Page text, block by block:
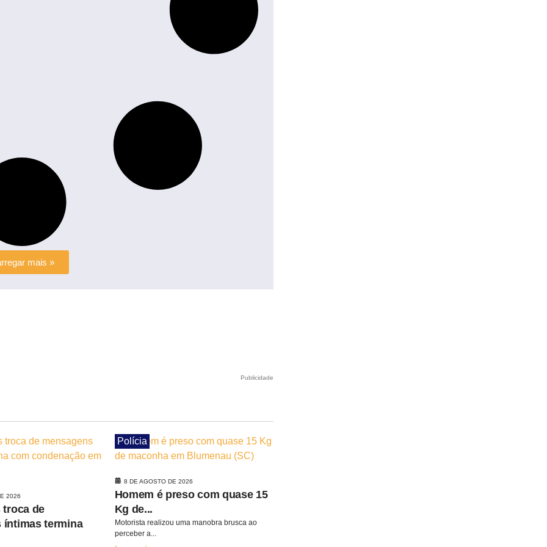
mais »
Publicidade
2026
troca de
íntimas termina
Polícia
8 DE AGOSTO DE 2026
Homem é preso com quase 15
Kg de...
Motorista realizou uma manobra brusca ao
perceber a...